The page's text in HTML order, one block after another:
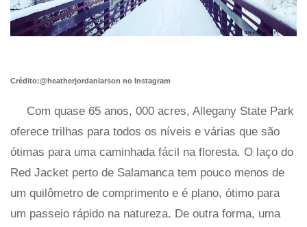
Crédito:@heatherjordanlarson no Instagram
Com quase 65 anos, 000 acres, Allegany State Park
oferece trilhas para todos os níveis e várias que são
ótimas para uma caminhada fácil na floresta. O laço do
Red Jacket perto de Salamanca tem pouco menos de
um quilômetro de comprimento e é plano, ótimo para
um passeio rápido na natureza. De outra forma, uma